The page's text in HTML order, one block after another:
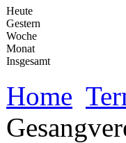
Heute
Gestern
Woche
Monat
Insgesamt
Home